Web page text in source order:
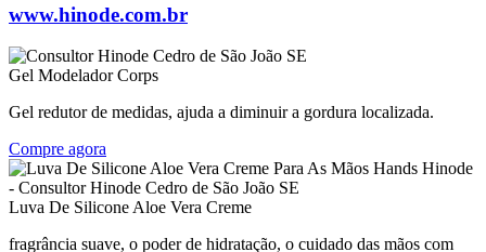
www.hinode.com.br
Gel Modelador Corps
Gel redutor de medidas, ajuda a diminuir a gordura localizada.
Compre agora
Luva De Silicone Aloe Vera Creme
fragrância suave, o poder de hidratação, o cuidado das mãos com